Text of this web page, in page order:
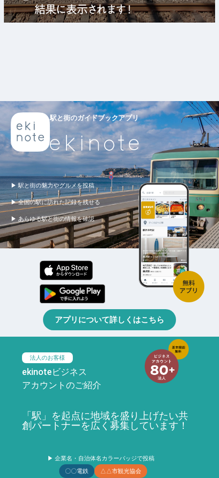
駅と街のガイドブックアプリ
▶ 駅と街の魅力やグルメを投稿
▶ 全国の駅に訪れた記録を残せる
▶ あらゆる駅と街の情報を確認
アプリについて詳しくはこちら
法人のお客様
ekinoteビジネス
アカウントのご紹介
「駅」を起点に地域を盛り上げたい共
創パートナーを広く募集しています！
▶ 企業名・自治体名カラーバッジで投稿
〇〇電鉄
△△市観光協会